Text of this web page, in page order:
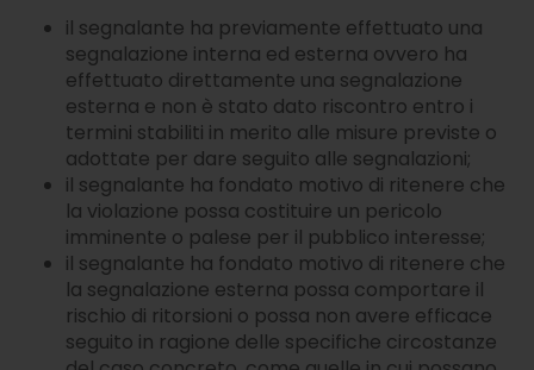
il segnalante ha previamente effettuato una
segnalazione interna ed esterna ovvero ha
effettuato direttamente una segnalazione
esterna e non è stato dato riscontro entro i
termini stabiliti in merito alle misure previste o
adottate per dare seguito alle segnalazioni;
il segnalante ha fondato motivo di ritenere che
la violazione possa costituire un pericolo
imminente o palese per il pubblico interesse;
il segnalante ha fondato motivo di ritenere che
la segnalazione esterna possa comportare il
rischio di ritorsioni o possa non avere efficace
seguito in ragione delle specifiche circostanze